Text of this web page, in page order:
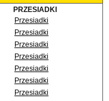
PRZESIADKI
Przesiadki
Przesiadki
Przesiadki
Przesiadki
Przesiadki
Przesiadki
Przesiadki